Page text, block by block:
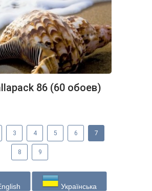
86 (60 обоев)
3 4 5 6 7
8 9
Українська